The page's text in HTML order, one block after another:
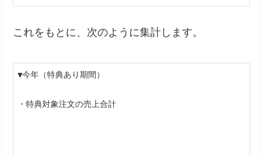
これをもとに、次のように集計します。
▼今年（特典あり期間）
・特典対象注文の売上合計